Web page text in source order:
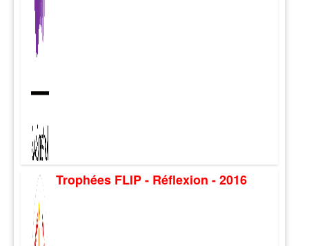
Trophées FLIP - Réflexion - 2016